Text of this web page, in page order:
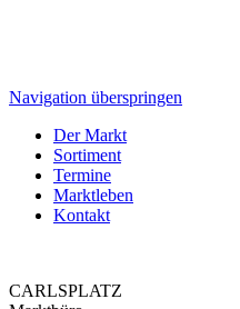
Navigation überspringen
Der Markt
Sortiment
Termine
Marktleben
Kontakt
CARLSPLATZ